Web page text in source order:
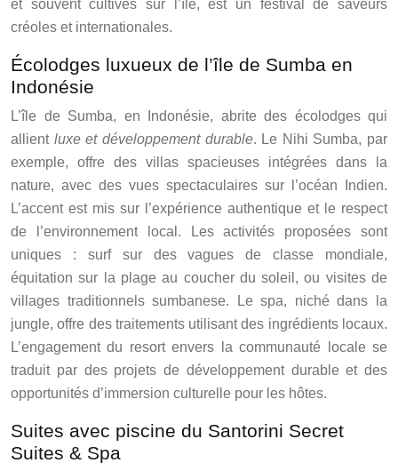
et souvent cultivés sur l’île, est un festival de saveurs
créoles et internationales.
Écolodges luxueux de l’île de Sumba en
Indonésie
L’île de Sumba, en Indonésie, abrite des écolodges qui
allient luxe et développement durable. Le Nihi Sumba, par
exemple, offre des villas spacieuses intégrées dans la
nature, avec des vues spectaculaires sur l’océan Indien.
L’accent est mis sur l’expérience authentique et le respect
de l’environnement local. Les activités proposées sont
uniques : surf sur des vagues de classe mondiale,
équitation sur la plage au coucher du soleil, ou visites de
villages traditionnels sumbanese. Le spa, niché dans la
jungle, offre des traitements utilisant des ingrédients locaux.
L’engagement du resort envers la communauté locale se
traduit par des projets de développement durable et des
opportunités d’immersion culturelle pour les hôtes.
Suites avec piscine du Santorini Secret
Suites & Spa